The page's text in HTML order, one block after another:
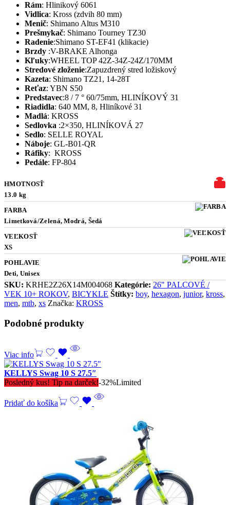
Rám: Hlinikový 6061
Vidlica: Kross (zdvih 80 mm)
Menič: Shimano Altus M310
Prešmykač: Shimano Tourney TZ30
Radenie:Shimano ST-EF41 (klikacie)
Brzdy :V-BRAKE Alhonga
Kľuky:WHEEL TOP 42Z-34Z-24Z/170MM
Stredové zloženie:Zapuzdrený stred ložiskový
Kazeta: Shimano TZ21, 14-28T
Reťaz: YBN S50
Predstavec:8 / 7 ° 60/75mm, HLINÍKOVÝ 31
Riadidla: 640 MM, 8, Hliníkové 31
Madlá: KROSS
Sedlovka :2×350, HLINÍKOVÁ 27
Sedlo: SELLE ROYAL
Náboje: GL-B01-QR
Ráfiky: KROSS
Pedále: FP-804
HMOTNOSŤ
13.0 kg
FARBA
Limetková/Zelená, Modrá, Šedá
VEĽKOSŤ
XS
POHLAVIE
Deti, Unisex
SKU: KRHE2Z26X14M004068 Kategórie: 26" PALCOVÉ /
VEK 10+ ROKOV, BICYKLE Štítky: boy, hexagon, junior, kross,
men, mtb, xs Značka: KROSS
Podobné produkty
Viac info
KELLYS Swag 10 S 27.5″
Posledný kus! Tip na darček!-32%Limited
Pridať do košíka